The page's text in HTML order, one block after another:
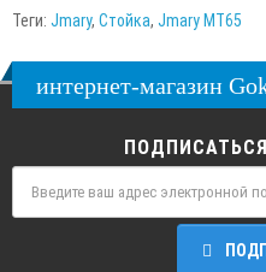
Теги: Jmary, Стойка, Jmary MT65
интернет-магазин